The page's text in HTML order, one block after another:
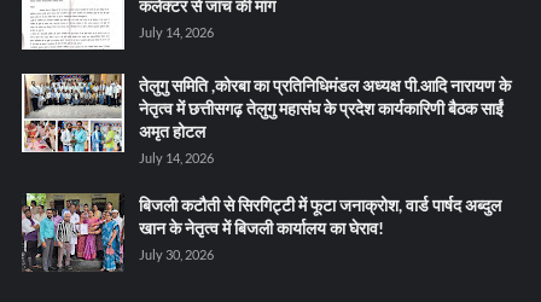
कलेक्टर से जांच की मांग
July 14, 2026
तेलुगु समिति ,कोरबा का प्रतिनिधिमंडल अध्यक्ष पी.आदि नारायण के
नेतृत्व में छत्तीसगढ़ तेलुगु महासंघ के प्रदेश कार्यकारिणी बैठक साईं
अमृत होटल
July 14, 2026
बिजली कटौती से सिरगिट्टी में फूटा जनाक्रोश, वार्ड पार्षद अब्दुल
खान के नेतृत्व में बिजली कार्यालय का घेराव!
July 30, 2026